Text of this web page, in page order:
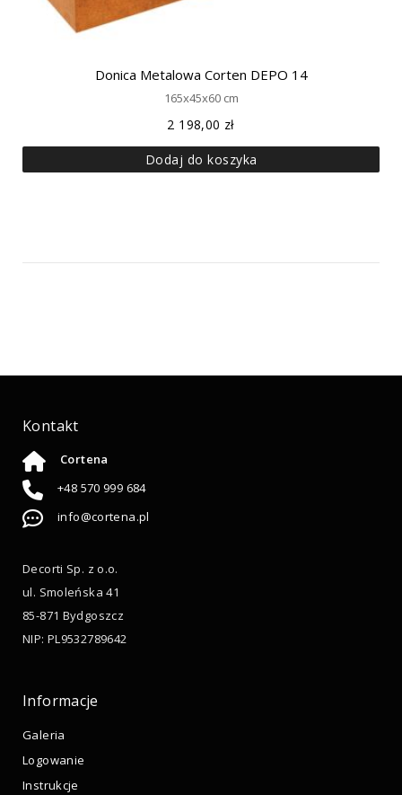
Donica Metalowa Corten DEPO 14
165x45x60 cm
2 198,00 zł
Dodaj do koszyka
Kontakt
Cortena
+48 570 999 684
info@cortena.pl
Decorti Sp. z o.o.
ul. Smoleńska 41
85-871 Bydgoszcz
NIP: PL9532789642
Informacje
Galeria
Logowanie
Instrukcje